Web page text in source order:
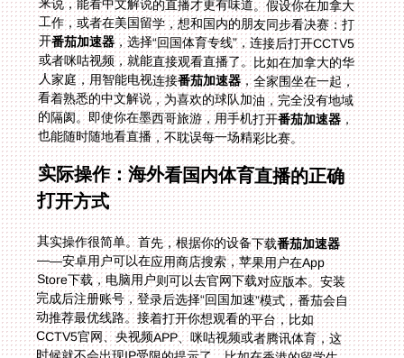
开番茄加速器，选择“回国体育专线”，连接后打开CCTV5
或者咪咕视频，就能直接观看直播了。比如在加拿大的华
人家庭，用智能电视连接番茄加速器，全家围坐在一起，
看着熟悉的中文解说，为喜欢的球队加油，完全没有地域
的隔阂。即使你在墨西哥旅游，用手机打开番茄加速器，
也能随时随地看直播，不耽误每一场精彩比赛。
实际操作：海外看国内体育直播的正确
打开方式
其实操作很简单。首先，根据你的设备下载番茄加速器
——安卓用户可以在应用商店搜索，苹果用户在App
Store下载，电脑用户则可以去官网下载对应版本。安装
完成后注册账号，登录后选择“回国加速”模式，番茄会自
动推荐最优线路。接着打开你想观看的平台，比如
CCTV5官网、央视频APP、咪咕视频或者腾讯体育，这
时候就不会出现IP受限的提示了。比如在香港的留学生，
用番茄加速后打开CCTV5，世界杯直播画面清晰流畅；
在马来西亚的华人，打开央视频就能正常观看世界杯；在